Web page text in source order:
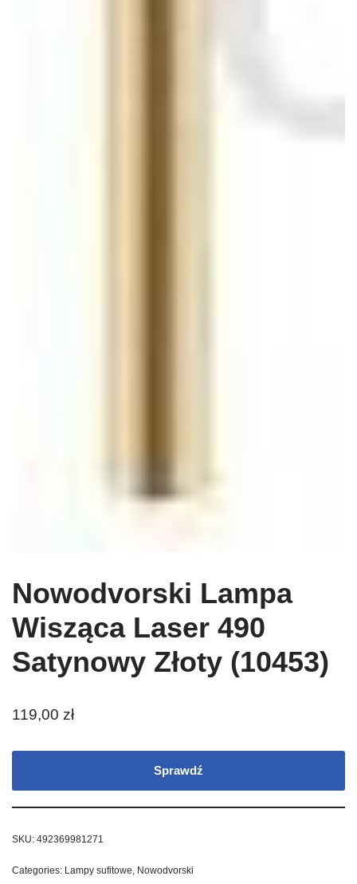
Nowodvorski Lampa
Wisząca Laser 490
Satynowy Złoty (10453)
119,00 zł
Sprawdź
SKU: 492369981271
Categories: Lampy sufitowe Nowodvorski